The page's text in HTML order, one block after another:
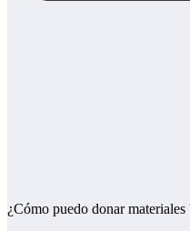
¿Cómo puedo donar materiales